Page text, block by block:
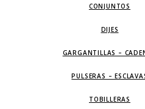
CONJUNTOS
DIJES
GARGANTILLAS –
PULSERAS –
TOBILLERAS